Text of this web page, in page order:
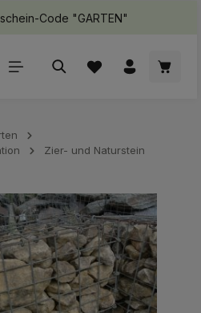
Code "GARTEN"
Zier- und Naturstein